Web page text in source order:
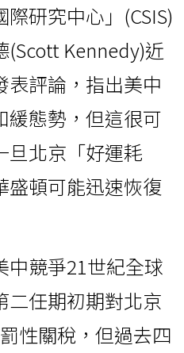
研究中心」(CSIS)
(Scott Kennedy)近
表評論，指出美中
緩態勢，但這很可
旦北京「好運耗
盛頓可能迅速恢復
中競爭21世紀全球
二任期初期對北京
性關稅，但過去四